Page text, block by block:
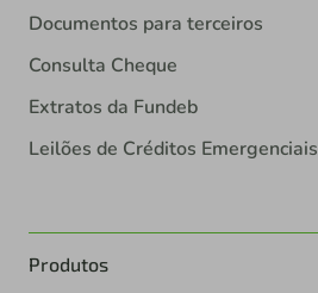
Documentos para terceiros
Consulta Cheque
Extratos da Fundeb
Leilões de Créditos Emergenciais
Produtos